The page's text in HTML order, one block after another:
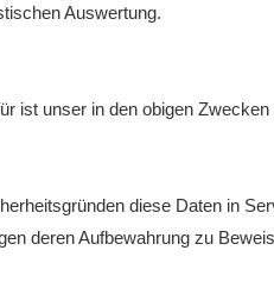
Auswertung.
ist unser in den obigen
diese Daten in
deren Aufbewahrung zu